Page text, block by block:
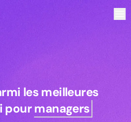
les meilleures
les meilleures
pourmanagers